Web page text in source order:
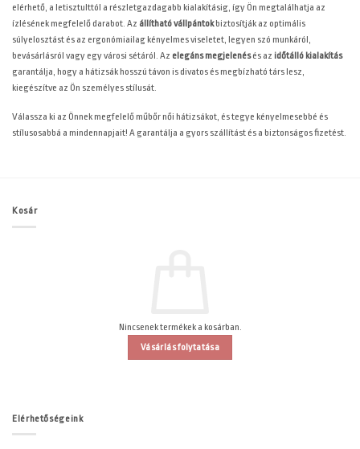
elérhető, a letisztulttól a részletgazdagabb kialakításig, így Ön megtalálhatja az
ízlésének megfelelő darabot. Az állítható vállpántokbiztosítják az optimális
súlyelosztást és az ergonómiailag kényelmes viseletet, legyen szó munkáról,
bevásárlásról vagy egy városi sétáról. Az elegáns megjelenésés az időtálló kialakítás
garantálja, hogy a hátizsák hosszú távon is divatos és megbízható társ lesz,
kiegészítve az Ön személyes stílusát.
Válassza ki az Önnek megfelelő műbőr női hátizsákot, és tegye kényelmesebbé és
stílusosabbá a mindennapjait! A garantálja a gyors szállítást és a biztonságos fizetést.
Kosár
Nincsenek termékek a kosárban.
Vásárlás folytatása
Elérhetőségeink